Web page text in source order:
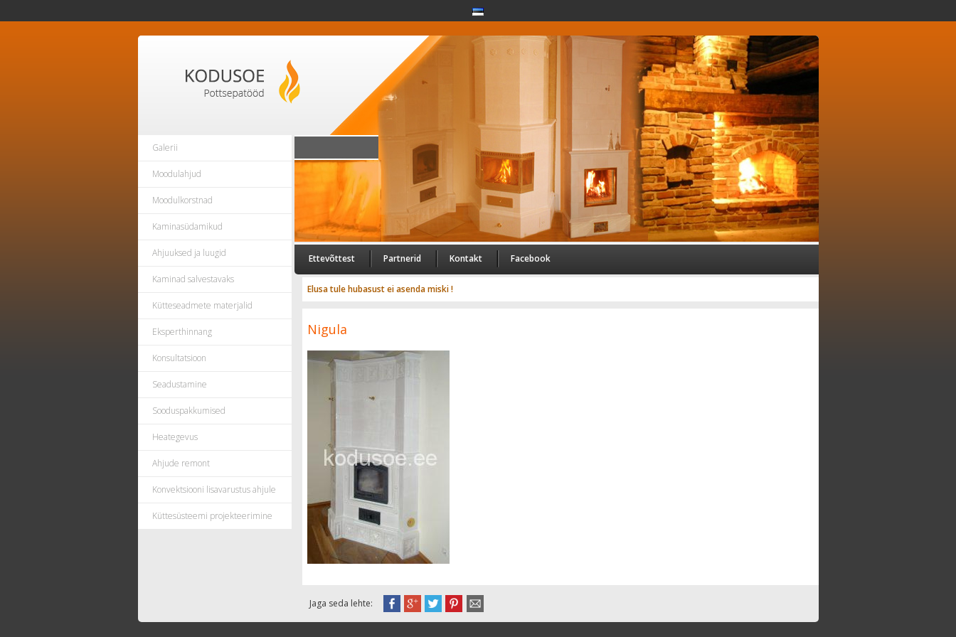
Galerii
Moodulahjud
Moodulkorstnad
Kaminasüdamikud
Ahjuuksed ja luugid
Kaminad salvestavaks
Kütteseadmete materjalid
Eksperthinnang
Konsultatsioon
Seadustamine
Sooduspakkumised
Heategevus
Ahjude remont
Konvektsiooni lisavarustus ahjule
Küttesüsteemi projekteerimine
Ettevõttest Partnerid Kontakt Facebook
Elusa tule hubasust ei asenda miski !
Nigula
Jaga seda lehte: